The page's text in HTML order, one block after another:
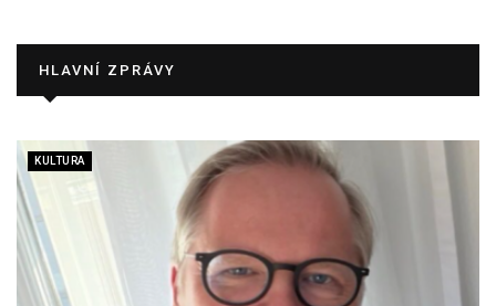
HLAVNÍ ZPRÁVY
KULTURA